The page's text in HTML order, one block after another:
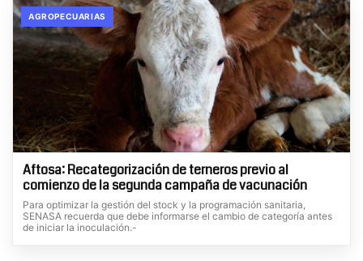
AGROPECUARIAS
Aftosa: Recategorización de terneros previo al
comienzo de la segunda campaña de vacunación
Para optimizar la gestión del stock y la programación sanitaria,
SENASA recuerda que debe informarse el cambio de categoría antes
de iniciar la inoculación.-